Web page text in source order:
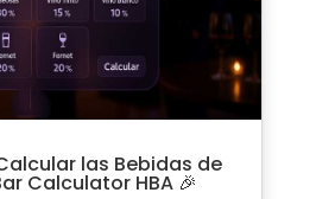
las Bebidas de
Calculator HBA 🎉